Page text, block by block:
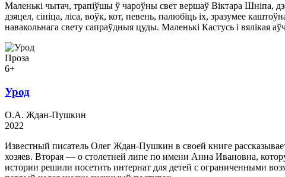
Маленькі чытач, трапіўшы ў чароўны свет вершаў Віктара Шніпа,
дзяцел, сініца, ліса, воўк, кот, певень, палюбіць іх, зразумее
навакольнага свету сапраўдныя цуды. Маленькі Кастусь і вялікая
Проза
6+
Урод
О.А. Ждан-Пушкин
2022
Известный писатель Олег Ждан-Пушкин в своей книге
хозяев. Вторая — о столетней липе по имени Анна Ивановна,
истории решили посетить интернат для детей с ограниченными